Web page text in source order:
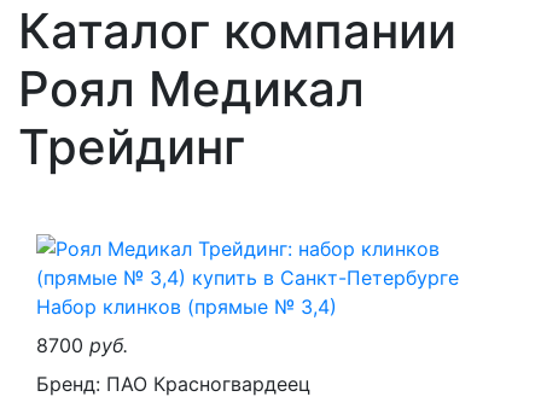
Каталог компании
Роял Медикал
Трейдинг
Набор клинков (прямые № 3,4)
8700 руб.
Бренд: ПАО Красногвардеец